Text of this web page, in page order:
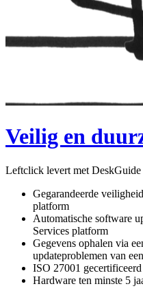
Veilig en
Leftclick levert met DeskGuide
Gegarandeerde
platform
Automatische software
Services platform
Gegevens ophalen via
updateproblemen van
ISO 27001 gecertificeerd
Hardware ten minste 5